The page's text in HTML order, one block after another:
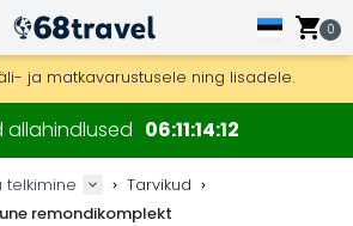
0
kaudu (kohaletoimetamine 24 tunni
90 päeva puidust kaartide ja
ja matkavarustusele ning lisadele.
allahindlused 06111412
telkimine
Tarvikud
remondikomplekt